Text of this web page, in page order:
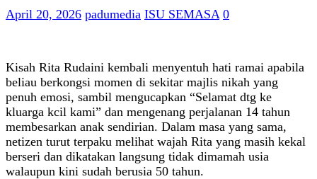
April 20, 2026 padumedia ISU SEMASA 0
Kisah Rita Rudaini kembali menyentuh hati ramai apabila
beliau berkongsi momen di sekitar majlis nikah yang
penuh emosi, sambil mengucapkan “Selamat dtg ke
kluarga kcil kami” dan mengenang perjalanan 14 tahun
membesarkan anak sendirian. Dalam masa yang sama,
netizen turut terpaku melihat wajah Rita yang masih kekal
berseri dan dikatakan langsung tidak dimamah usia
walaupun kini sudah berusia 50 tahun.